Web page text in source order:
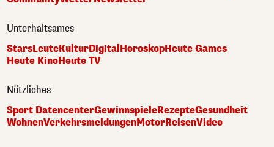
Unterhaltsames
StarsLeuteKulturDigital HoroskopHeute Games
Heute KinoHeute TV
Nützliches
Sport DatencenterGewinnspieleRezepteGesundheit
WohnenVerkehrsmeldungenMotorReisenVideo